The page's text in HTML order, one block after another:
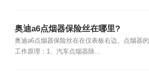
奥迪a6点烟器保险丝在哪里?
奥迪a6点烟器保险丝在在仪表板右边。点烟器的
工作原理：1、汽车点烟器除...